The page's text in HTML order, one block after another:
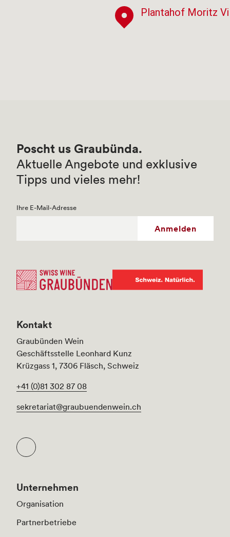
Plantahof Moritz
Poscht us Graubünda.
Aktuelle Angebote und exklusive
Tipps und vieles mehr!
Ihre E-Mail-Adresse
Anmelden
Kontakt
Graubünden Wein
Geschäftsstelle Leonhard Kunz
Krüzgass 1, 7306 Fläsch, Schweiz
+41 (0)81 302 87 08
sekretariat@graubuendenwein.ch
Unternehmen
Organisation
Partnerbetriebe